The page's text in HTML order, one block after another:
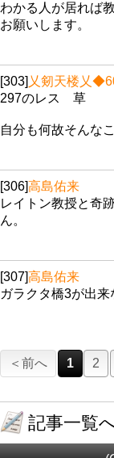
わかる人が居れば
お願いします。
[303] 乂剱天楼乂
297のレス 草
自分も何故そんな
[306]高島佑来
レイトン教授と奇
ん。
[307]高島佑来
ガラクタ橋3が出来
＜前へ 1 2
記事一覧